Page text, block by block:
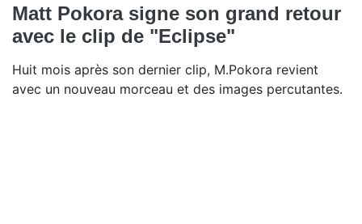
Matt Pokora signe son grand retour
avec le clip de "Eclipse"
Huit mois après son dernier clip, M.Pokora revient
avec un nouveau morceau et des images percutantes.